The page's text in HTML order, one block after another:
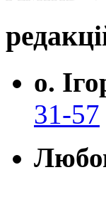
о.
31-57